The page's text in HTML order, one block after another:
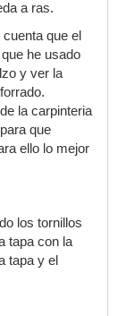
a ras.
que el
he usado
y ver la
la carpinteria
que
ello lo mejor
los tornillos
tapa con la
tapa y el